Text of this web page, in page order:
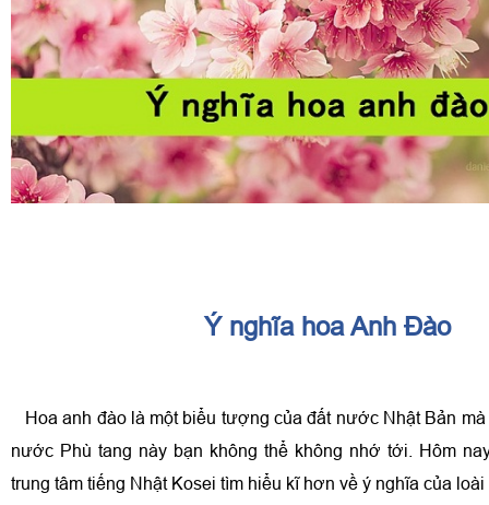
Ý nghĩa hoa Anh Đào
Hoa anh đào là một biểu tượng của đất nước Nhật Bản
nước Phù tang này bạn không thể không nhớ tới. Hôm
trung tâm tiếng Nhật Kosei tìm hiểu kĩ hơn về ý nghĩa của